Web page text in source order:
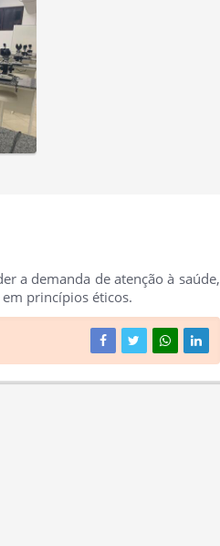
a demanda de atenção à saúde,
princípios éticos.